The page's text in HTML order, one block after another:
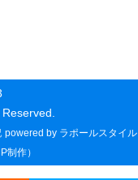
powered by ラポールスタイル
制作）